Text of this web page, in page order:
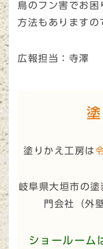
鳥のフン害でお困
方法もありますの
広報担当：寺澤
塗りかえ工房は
岐阜県大垣市の
門会社（外
ショールーム